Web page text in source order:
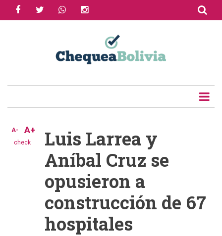
facebooktwitter whatsapp
check
A- A+
Luis Larrea y
Aníbal Cruz se
opusieron a
construcción de 67
hospitales